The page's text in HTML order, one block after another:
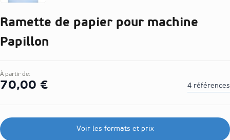
Ramette de papier pour machine
Papillon
À partir de:
70,00 € 4 références
Voir les formats et prix